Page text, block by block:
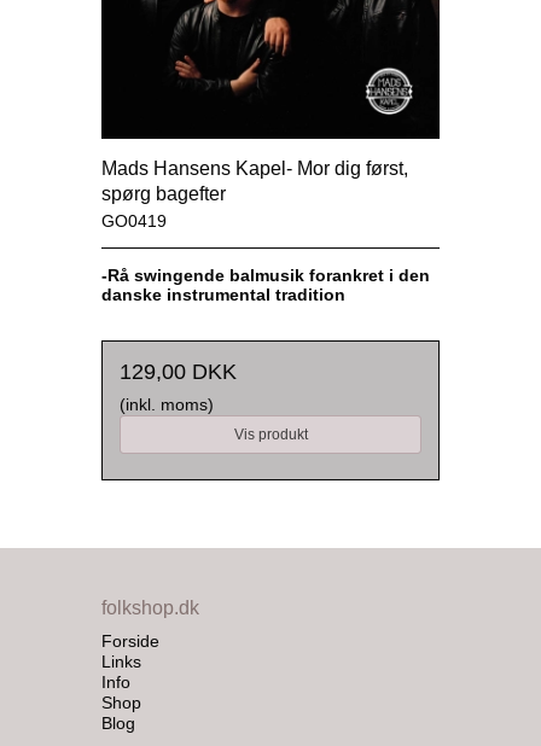
Mads Hansens Kapel- Mor dig først,
spørg bagefter
GO0419
-Rå swingende balmusik forankret i den
danske instrumental tradition
129,00 DKK
(inkl. moms)
Vis produkt
folkshop.dk
Forside
Links
Info
Shop
Blog